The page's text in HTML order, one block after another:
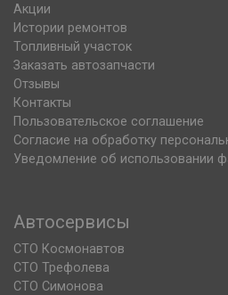
Акции
Истории ремонтов
Топливный участок
Заказать автозапчасти
Отзывы
Контакты
Пользовательское соглашение
Согласие на обработку
Уведомление об использовании
Автосервисы
СТО Космонавтов
СТО Трефолева
СТО Симонова